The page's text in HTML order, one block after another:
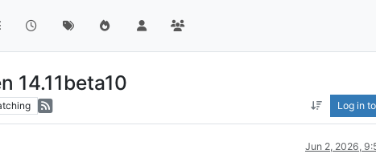
14.11beta10
Log in
Jun 2, 2026,